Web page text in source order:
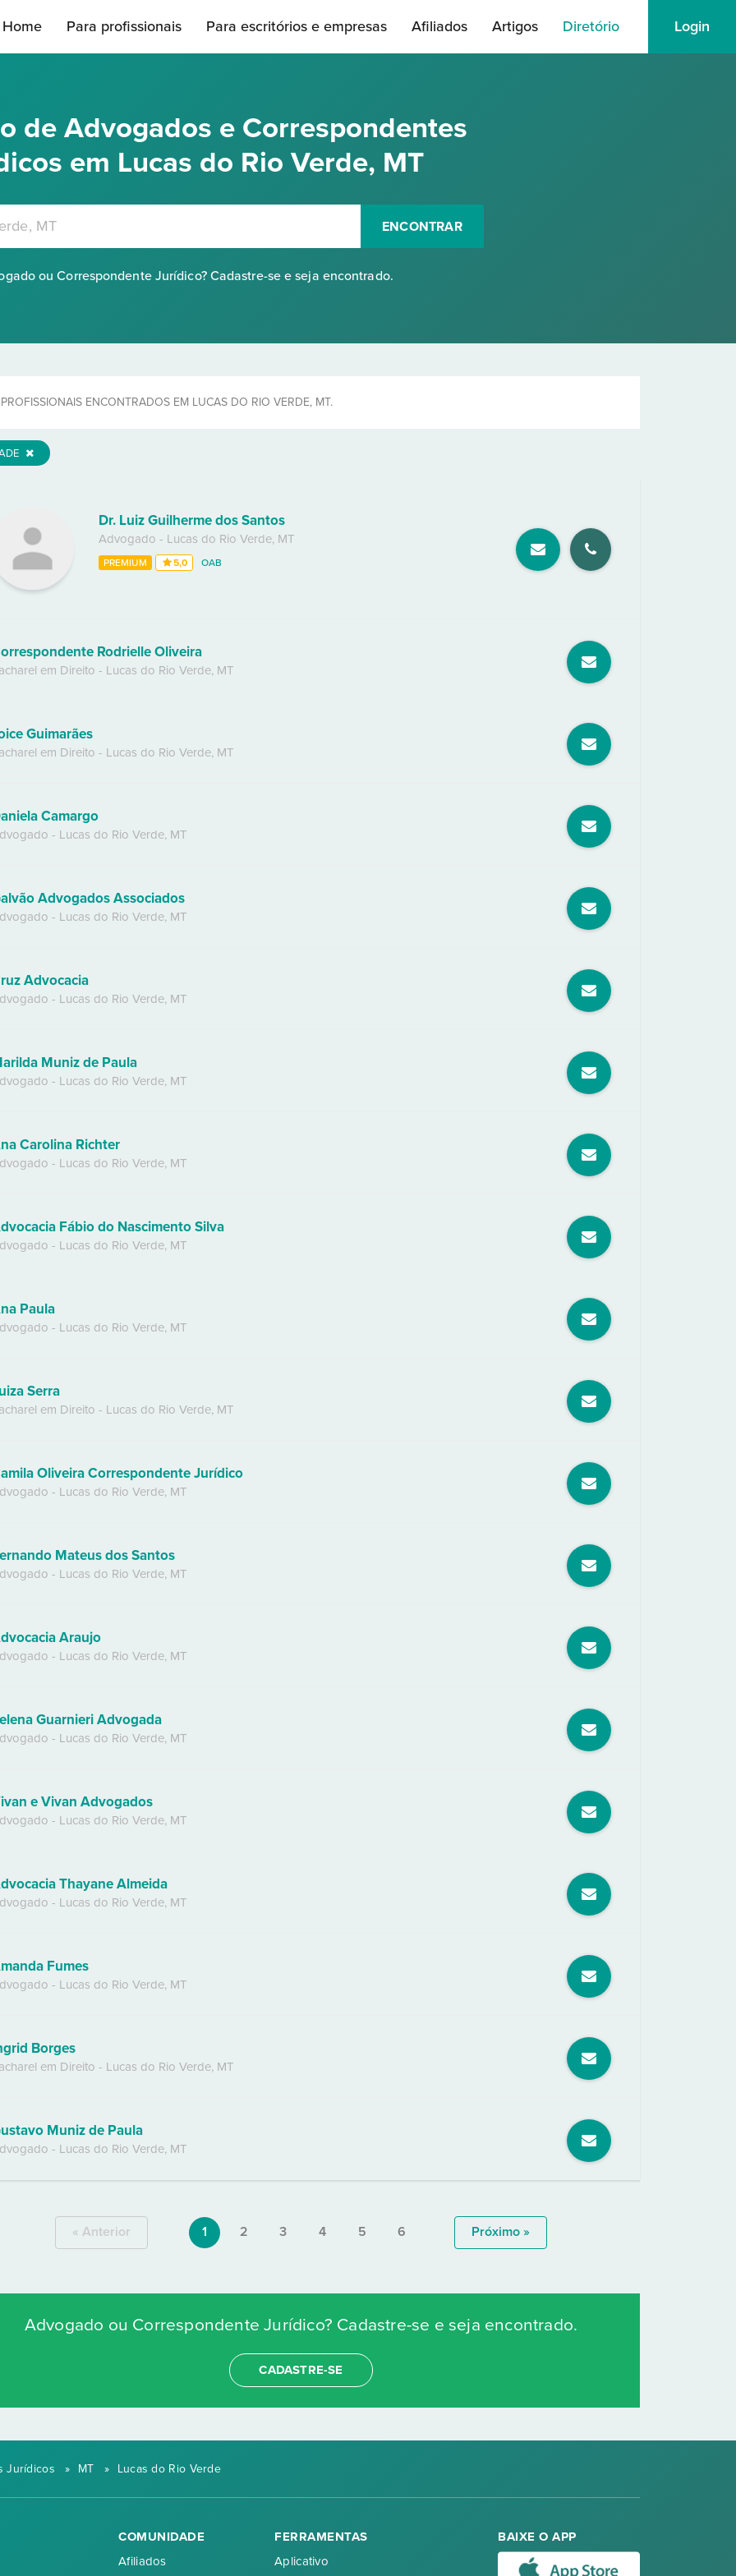
Home Para profissionais Para escritórios e empresas Afiliados Artigos Diretório Login
de Advogados e Correspondentes
em Lucas do Rio Verde, MT
ENCONTRAR
ou Correspondente Jurídico? Cadastre-se e seja encontrado.
PROFISSIONAIS ENCONTRADOS EM LUCAS DO RIO VERDE, MT.
Dr. Luiz Guilherme dos Santos
Advogado - Lucas do Rio Verde, MT
PREMIUM 5,0 OAB
Rodrielle Oliveira
em Direito - Lucas do Rio Verde, MT
Guimarães
em Direito - Lucas do Rio Verde, MT
Camargo
- Lucas do Rio Verde, MT
Advogados Associados
- Lucas do Rio Verde, MT
Advocacia
- Lucas do Rio Verde, MT
Muniz de Paula
- Lucas do Rio Verde, MT
Carolina Richter
- Lucas do Rio Verde, MT
Fábio do Nascimento Silva
- Lucas do Rio Verde, MT
Paula
- Lucas do Rio Verde, MT
Serra
em Direito - Lucas do Rio Verde, MT
Oliveira Correspondente Jurídico
- Lucas do Rio Verde, MT
Mateus dos Santos
- Lucas do Rio Verde, MT
Araujo
- Lucas do Rio Verde, MT
Guarnieri Advogada
- Lucas do Rio Verde, MT
e Vivan Advogados
- Lucas do Rio Verde, MT
Thayane Almeida
- Lucas do Rio Verde, MT
Fumes
- Lucas do Rio Verde, MT
Borges
em Direito - Lucas do Rio Verde, MT
Muniz de Paula
- Lucas do Rio Verde, MT
« Anterior 1 2 3 4 5 6 Próximo »
Advogado ou Correspondente Jurídico? Cadastre-se e seja encontrado.
CADASTRE-SE
Jurídicos » MT » Lucas do Rio Verde
COMUNIDADE
Afiliados
FERRAMENTAS
Aplicativo
BAIXE O APP